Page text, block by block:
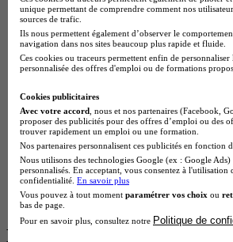
Master CCA en alternance
BTS Ndrc en alternance
BTS Sam en alternance
Cap Fleuriste en alternance
BTS Sio en alternance
MSc Marketing Digital en alternance
Cap Electricien en alternance
BTS Gpn en alternance
BTS Domotique en alternance
BAC Pro Agora en alternance
BTS Sta en alternance
BTS Iris en alternance
BTS Tpl en alternance
BTS Ati en alternance
Les diplômes par filière les
unique permettant de comprendre comment nos
sources de trafic.
Ils nous permettent également d’observer le
navigation dans nos sites beaucoup plus rapide et fluide.
Ces cookies ou traceurs permettent enfin de
personnalisée des offres d'emploi ou de formations
Cookies publicitaires
Avec votre accord , nous et nos partenaires (Facebook,
proposer des publicités pour des offres d’emploi ou des
trouver rapidement un emploi ou une formation.
Nos partenaires personnalisent ces publicités en
Nous utilisons des technologies Google (ex : Google
personnalisés. En acceptant, vous consentez à
confidentialité. En savoir plus
Vous pouvez à tout moment paramétrer vos choix ou
bas de page.
Pour en savoir plus, consultez notre Politique de